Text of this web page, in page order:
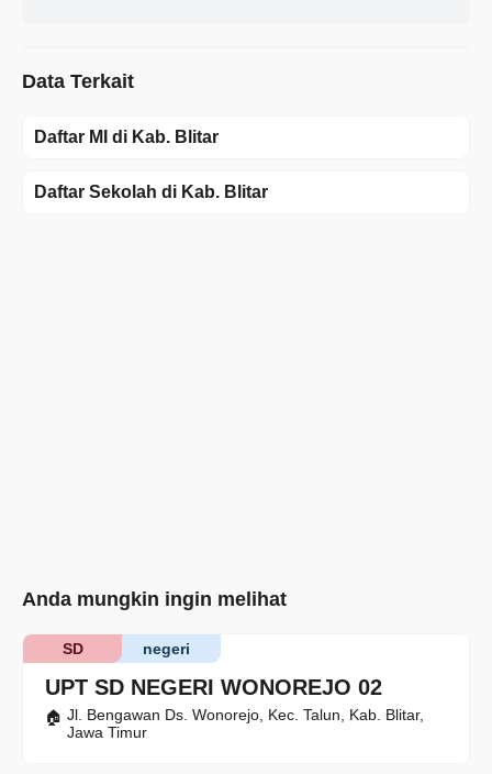
Data Terkait
Daftar MI di Kab. Blitar
Daftar Sekolah di Kab. Blitar
Anda mungkin ingin melihat
UPT SD NEGERI WONOREJO 02
negeri
SD
Jl. Bengawan Ds. Wonorejo, Kec. Talun, Kab. Blitar,
Jawa Timur